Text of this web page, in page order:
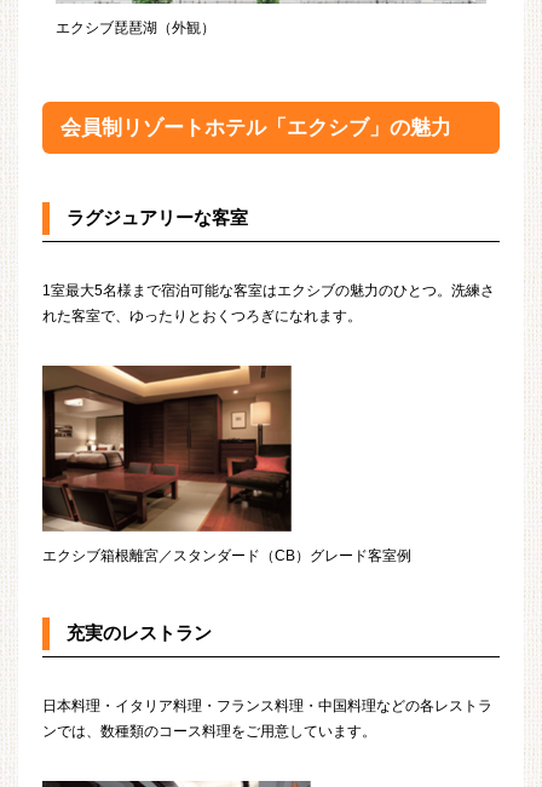
エクシブ琵琶湖（外観）
会員制リゾートホテル「エクシブ」の魅力
ラグジュアリーな客室
1室最大5名様まで宿泊可能な客室はエクシブの魅力のひとつ。洗練さ
れた客室で、ゆったりとおくつろぎになれます。
エクシブ箱根離宮／スタンダード（CB）グレード客室例
充実のレストラン
日本料理・イタリア料理・フランス料理・中国料理などの各レストラ
ンでは、数種類のコース料理をご用意しています。